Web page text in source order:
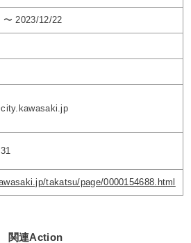
〜 2023/12/22
takatsu/page/0000154688.html
関連Action